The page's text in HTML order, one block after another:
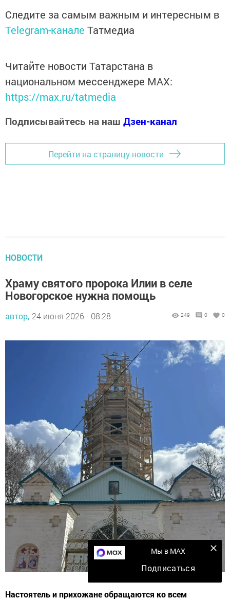
Следите за самым важным и интересным в
Telegram-канале Татмедиа
Читайте новости Татарстана в
национальном мессенджере MАХ:
https://max.ru/tatmedia
Подписывайтесь на наш Дзен-канал
Перейти на страницу новости
НОВОСТИ
Храму святого пророка Илии в селе
Новогорское нужна помощь
автор, 24 июня 2026 - 08:28 249 0 0
Настоятель и прихожане обращаются ко всем
Мы в MAX
Подписаться